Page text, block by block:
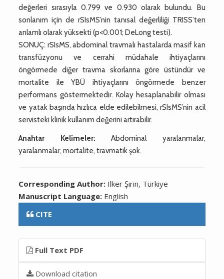
değerleri sırasıyla 0.799 ve 0.930 olarak bulundu. Bu
sonlanım için de rSIsMS’nin tanısal değerliliği TRISS’ten
anlamlı olarak yüksekti (p<0.001; DeLong testi).
SONUÇ: rSIsMS, abdominal travmalı hastalarda masif kan
transfüzyonu ve cerrahi müdahale ihtiyaçlarını
öngörmede diğer travma skorlarına göre üstündür ve
mortalite ile YBÜ ihtiyaçlarını öngörmede benzer
performans göstermektedir. Kolay hesaplanabilir olması
ve yatak başında hızlıca elde edilebilmesi, rSIsMS’nin acil
servisteki klinik kullanım değerini artırabilir.
Anahtar Kelimeler: Abdominal yaralanmalar,
yaralanmalar, mortalite, travmatik şok.
Corresponding Author: Ilker Şirin, Türkiye
Manuscript Language: English
CITE
Full Text PDF
Download citation